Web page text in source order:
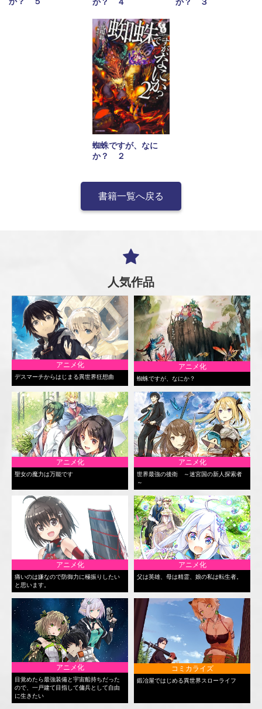
か？ ４
か？ ３
蜘蛛ですが、なに
か？ ２
書籍一覧へ戻る
人気作品
アニメ化
デスマーチからはじまる異世界狂想曲
アニメ化
蜘蛛ですが、なにか？
アニメ化
聖女の魔力は万能です
アニメ化
世界最強の後衛 ～迷宮国の新人探索者
～
アニメ化
痛いのは嫌なので防御力に極振りしたい
と思います。
アニメ化
父は英雄、母は精霊、娘の私は転生者。
アニメ化
目覚めたら最強装備と宇宙船持ちだった
ので、一戸建て目指して傭兵として自由
に生きたい
コミカライズ
鍛冶屋ではじめる異世界スローライフ